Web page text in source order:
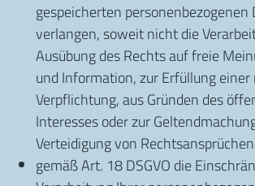
gespeicherten personenbezogenen
verlangen, soweit nicht die
Ausübung des Rechts auf freie
und Information, zur Erfüllung
Verpflichtung, aus Gründen des
Interesses oder zur
Verteidigung von
gemäß Art. 18 DSGVO die